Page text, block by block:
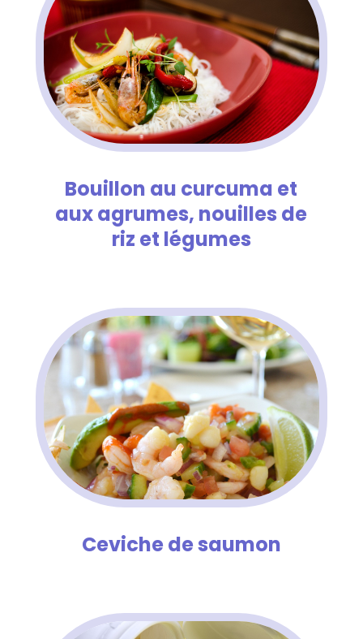
Bouillon au curcuma et
aux agrumes, nouilles de
riz et légumes
Ceviche de saumon